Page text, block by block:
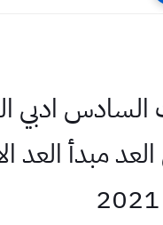
ادبي الفصل
العد